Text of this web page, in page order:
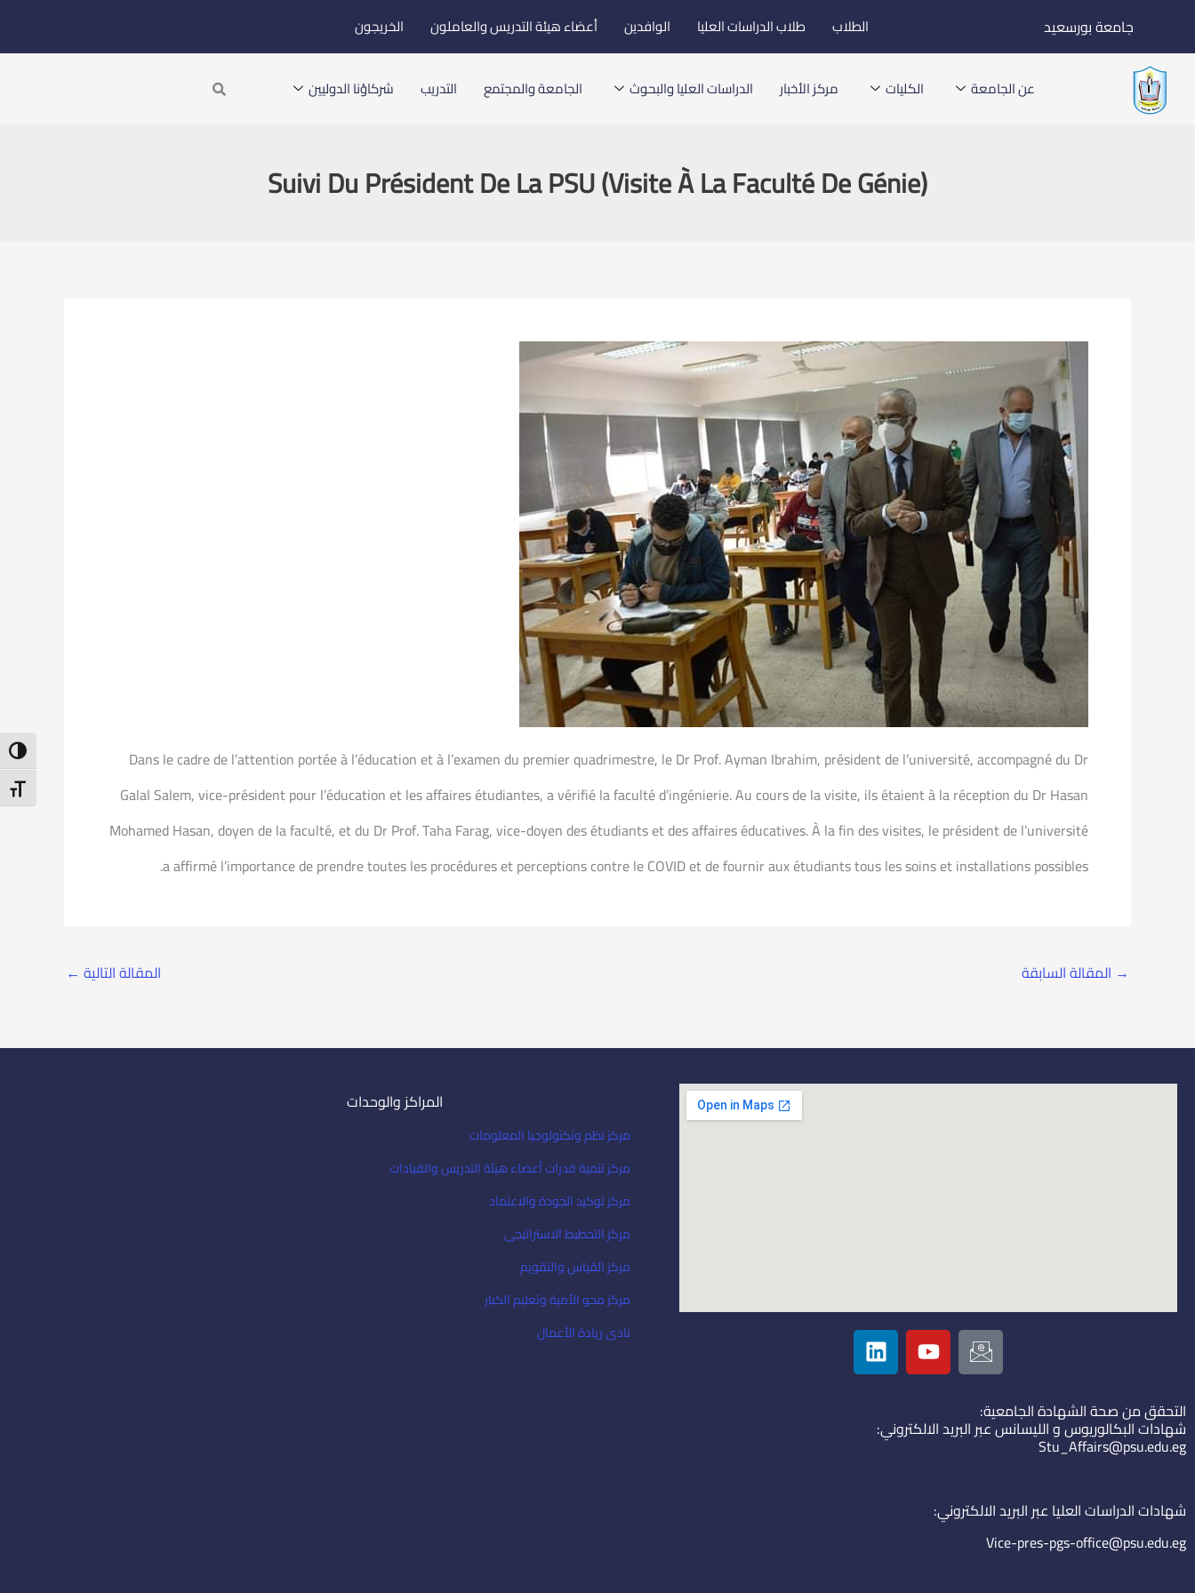
إلى
المحتوى
جامعة بورسعيد الطلاب طلاب الدراسات العليا الوافدين أعضاء هيئة التدريس والعاملون الخريجون
عن الجامعة الكليات مركز الأخبار الدراسات العليا والبحوث الجامعة والمجتمع التدريب شركاؤنا الدوليين Search
Suivi Du Président De La PSU (Visite À La Faculté De Génie)
Dans le cadre de l’attention portée à l’éducation et à l’examen du premier quadrimestre, le Dr Prof. Ayman Ibrahim, président de l’université, accompagné du Dr
Galal Salem, vice-président pour l’éducation et les affaires étudiantes, a vérifié la faculté d’ingénierie. Au cours de la visite, ils étaient à la réception du Dr Hasan
Mohamed Hasan, doyen de la faculté, et du Dr Prof. Taha Farag, vice-doyen des étudiants et des affaires éducatives. À la fin des visites, le président de l’université
a affirmé l’importance de prendre toutes les procédures et perceptions contre le COVID et de fournir aux étudiants tous les soins et installations possibles.
→ المقالة السابقة المقالة التالية ←
I
c
o
-
e
i
Y
o
u
u
b
L
i
n
التحقق من صحة الشهادة الجامعية:
شهادات البكالوريوس و الليسانس عبر البريد الالكتروني:
Stu_Affairs@psu.edu.eg
شهادات الدراسات العليا عبر البريد الالكتروني:
Vice-pres-pgs-office@psu.edu.eg
المراكز والوحدات
مركز نظم وتكنولوجيا المعلومات
مركز تنمية قدرات أعضاء هيئة التدريس والقيادات
مركز توكيد الجودة والاعتماد
مركز التخطيط الاستراتيجى
مركز القياس والتقويم
مركز محو الأمية وتعليم الكبار
نادى ريادة الأعمال